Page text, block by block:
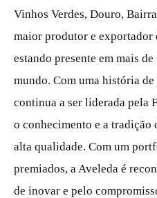
Vinhos Verdes, Douro,
maior produtor e exportador
estando presente em mais
mundo. Com uma história
continua a ser liderada pela
o conhecimento e a tradição
alta qualidade. Com um
premiados, a Aveleda é
de inovar e pelo